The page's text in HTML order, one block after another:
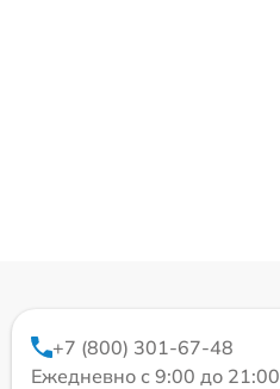
+7 (800) 301-67-48
Ежедневно с 9:00 до 21:00